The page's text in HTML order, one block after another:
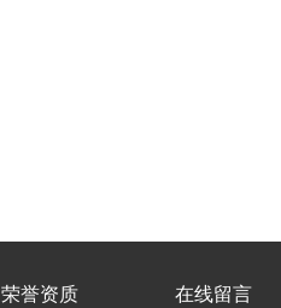
荣誉资质 在线留言